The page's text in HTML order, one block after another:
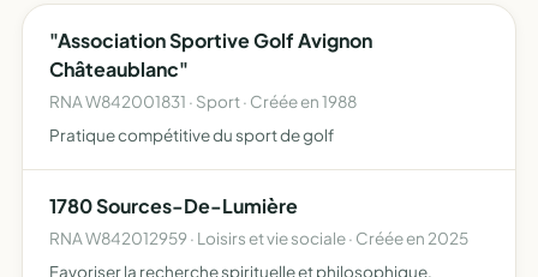
"Association Sportive Golf Avignon
Châteaublanc"
RNA W842001831 · Sport · Créée en 1988
Pratique compétitive du sport de golf
1780 Sources-De-Lumière
RNA W842012959 · Loisirs et vie sociale · Créée en 2025
Favoriser la recherche spirituelle et philosophique,